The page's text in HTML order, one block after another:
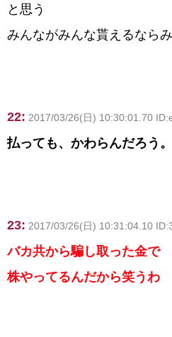
と思う
みんながみんな貰えるなら
22: 2017/03/26(日) 10:30:01.70
払っても、かわらんだろう。
23: 2017/03/26(日) 10:31:04.10
バカ共から騙し取った金で
株やってるんだから笑うわ